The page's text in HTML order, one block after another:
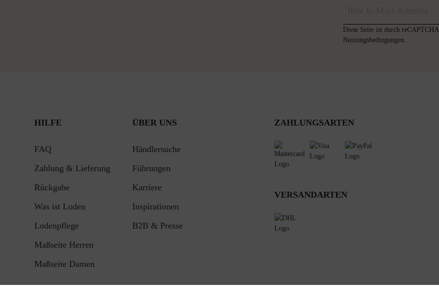
Diese Seite ist durch
Nutzungsbedingungen
HILFE
FAQ
Zahlung & Lieferung
Rückgabe
Was ist Loden
Lodenpflege
Maßseite Herren
Maßseite Damen
ÜBER UNS
Händlersuche
Führungen
Karriere
Inspirationen
B2B & Presse
ZAHLUNGSARTEN
VERSANDARTEN